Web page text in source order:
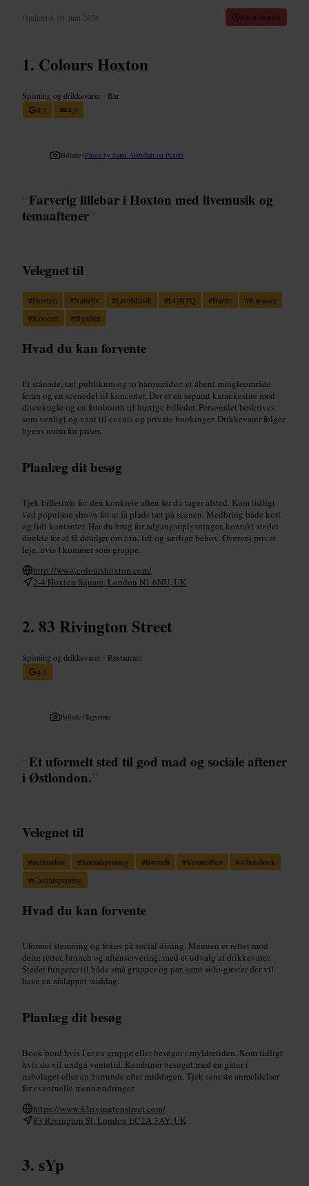
Opdateret 10. juni 2026 8 min læsning
Colours Hoxton
Spisning og drikkevarer • Bar
4,2
4,9
Billede /Photo by Sami Abdullah on Pexels
“Farverig lillebar i Hoxton med livemusik og
temaaftener”
Velegnet til
#Hoxton #Natteliv #LiveMusik #LGBTQ #Barliv #Karaoke
#Koncert #Byaften
Hvad du kan forvente
Et stående, tæt publikum og to barområder: et åbent mingleområde
foran og en scenedel til koncerter. Der er en separat karaokestue med
discokugle og en fotobooth til hurtige billeder. Personalet beskrives
som venligt og vant til events og private bookinger. Drikkevarer følger
byens norm for priser.
Planlæg dit besøg
Tjek billetinfo for den konkrete aften før du tager afsted. Kom tidligt
ved populære shows for at få plads tæt på scenen. Medbring både kort
og lidt kontanter. Har du brug for adgangsoplysninger, kontakt stedet
direkte for at få detaljer om trin, lift og særlige behov. Overvej privat
leje, hvis I kommer som gruppe.
http://www.colourshoxton.com/
2-4 Hoxton Square, London N1 6NU, UK
83 Rivington Street
Spisning og drikkevarer • Restaurant
4,1
Billede /Tagvenue
“Et uformelt sted til god mad og sociale aftener
i Østlondon.”
Velegnet til
#østlondon #Socialspisning #Brunch #Venneaften #Aftendrink
#Casualspisning
Hvad du kan forvente
Uformel stemning og fokus på social dining. Menuen er rettet mod
delte retter, brunch og aftenservering, med et udvalg af drikkevarer.
Stedet fungerer til både små grupper og par, samt solo-gæster der vil
have en afslappet middag.
Planlæg dit besøg
Book bord hvis I er en gruppe eller besøger i myldretiden. Kom tidligt
hvis du vil undgå ventetid. Kombinér besøget med en gåtur i
nabolaget eller en barrunde efter middagen. Tjek seneste anmeldelser
for eventuelle menuændringer.
https://www.83rivingtonstreet.com/
83 Rivington St, London EC2A 3AY, UK
sYp